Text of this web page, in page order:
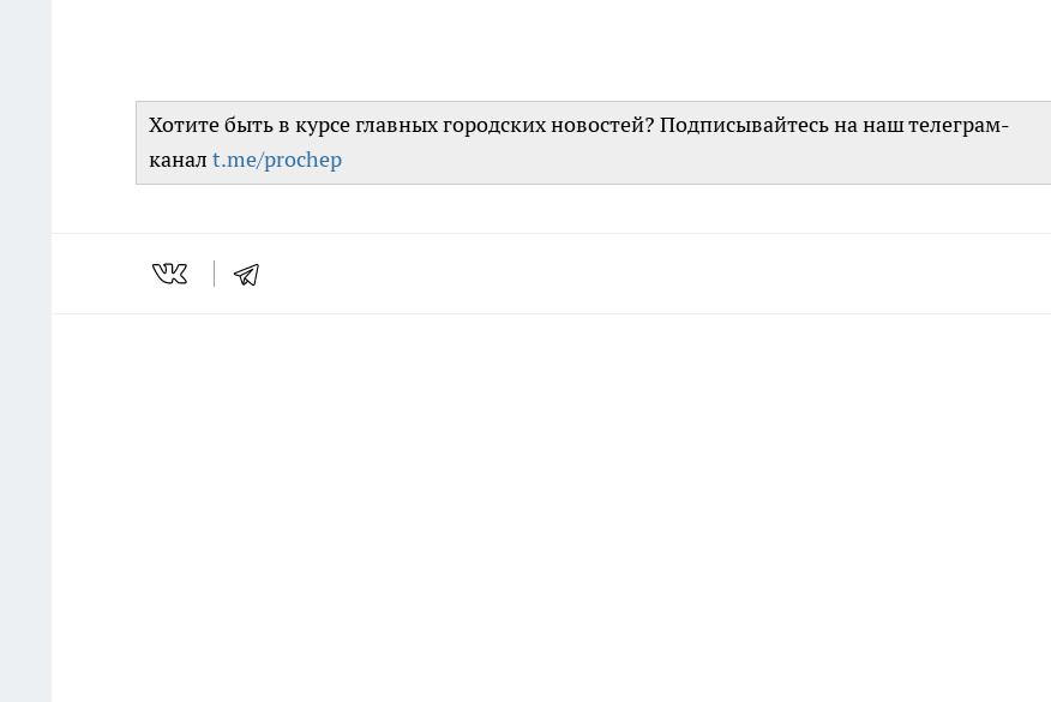
Хотите быть в курсе главных городских новостей? Подписывайтесь на наш телеграм-
канал t.me/prochep